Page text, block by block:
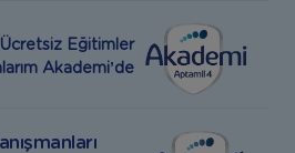
Eğitimler
Akademi’de